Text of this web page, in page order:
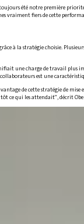
été notre première
vraiment fiers de cette
à la stratégie choisie.
une charge de travail plus
est une
de cette stratégie de
ce qui les attendait", décrit